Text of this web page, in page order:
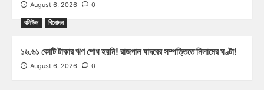
August 6, 2026 0
বলিউড বিনোদন
১৬.৬১ কোটি টাকার ঋণ শোধ হয়নি! রাজপাল যাদবের সম্পত্তিতে নিলামের ঘণ্টা!
August 6, 2026 0